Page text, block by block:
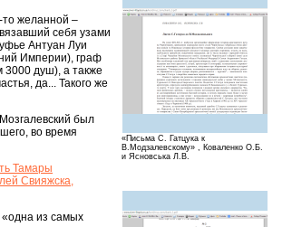
«Письма С. Гатцука к
В.Модзалевскому» , Коваленко О.Б.
и Ясновська Л.В.
то желанной –
себя узами
Антуан Луи
Империи), граф
3000 душ), а также
да... Такого же
был
во время
Тамары
Свияжска,
«одна из самых